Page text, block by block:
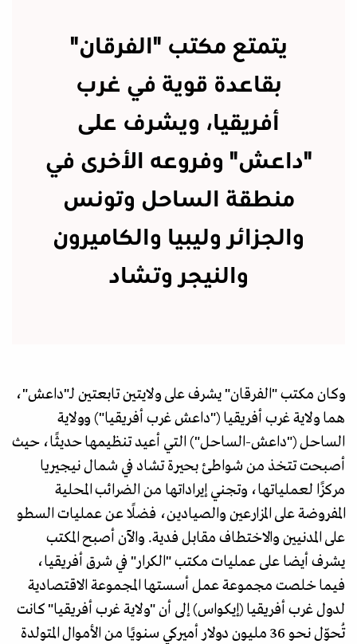
يتمتع مكتب "الفرقان"
بقاعدة قوية في غرب
أفريقيا، ويشرف على
"داعش" وفروعه الأخرى في
منطقة الساحل وتونس
والجزائر وليبيا والكاميرون
والنيجر وتشاد
وكان مكتب "الفرقان" يشرف على ولايتين تابعتين لـ"داعش"،
هما ولاية غرب أفريقيا ("داعش غرب أفريقيا") وولاية
الساحل ("داعش-الساحل") التي أعيد تنظيمها حديثًا، حيث
أصبحت تتخذ من شواطئ بحيرة تشاد في شمال نيجيريا
مركزًا لعملياتها، وتجني إيراداتها من الضرائب المحلية
المفروضة على المزارعين والصيادين، فضلًا عن عمليات السطو
على المدنيين والاختطاف مقابل فدية. والآن أصبح المكتب
يشرف أيضا على عمليات مكتب "الكرار" في شرق أفريقيا،
فيما خلصت مجموعة عمل أسستها المجموعة الاقتصادية
لدول غرب أفريقيا (إيكواس) إلى أن "ولاية غرب أفريقيا" كانت
تُحوّل نحو 36 مليون دولار أميركي سنويًا من الأموال المتولدة